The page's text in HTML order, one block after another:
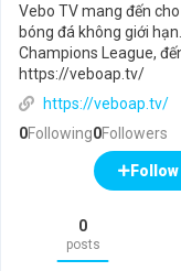
Vebo TV mang đến
bóng đá không giới
Champions League,
https://veboap.tv/
https://veboap.tv/
0Following0Followers
Follow
0
posts